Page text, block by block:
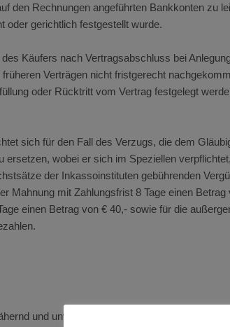
den Rechnungen angeführten Bankkonten zu
oder gerichtlich festgestellt wurde.
Käufers nach Vertragsabschluss bei
Verträgen nicht fristgerecht
oder Rücktritt vom Vertrag festgelegt
sich für den Fall des Verzugs, die dem
ersetzen, wobei er sich im Speziellen
der Inkassoinstituten gebührenden
Mahnung mit Zahlungsfrist 8 Tage einen
einen Betrag von € 40,- sowie für die
und unverbindlich. Mehr- oder